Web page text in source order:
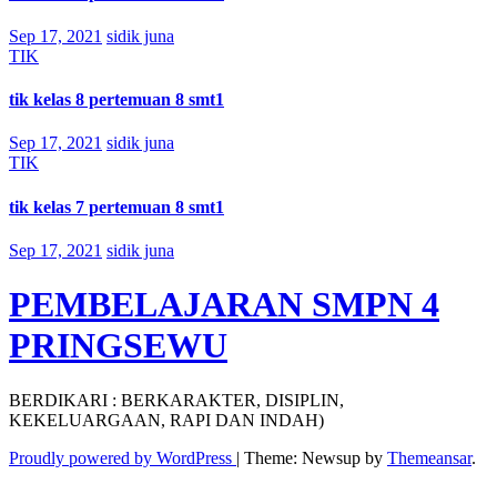
Sep 17, 2021 sidik juna
TIK
tik kelas 8 pertemuan 8 smt1
Sep 17, 2021 sidik juna
TIK
tik kelas 7 pertemuan 8 smt1
Sep 17, 2021 sidik juna
PEMBELAJARAN SMPN 4
PRINGSEWU
BERDIKARI : BERKARAKTER, DISIPLIN,
KEKELUARGAAN, RAPI DAN INDAH)
Proudly powered by WordPress | Theme: Newsup by Themeansar.